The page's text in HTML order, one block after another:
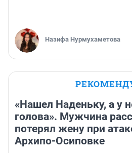
Назифа Нурмухаметова
«Нашел Наденьку, а у
голова». Мужчина
потерял жену при
Архипо-Осиповке